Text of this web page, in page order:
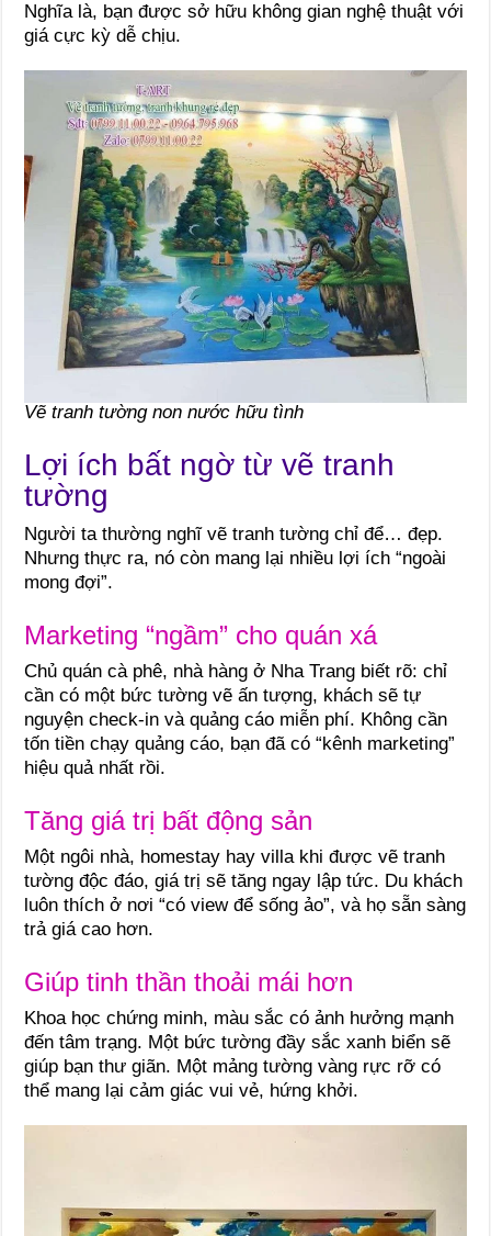
Nghĩa là, bạn được sở hữu không gian nghệ thuật với
giá cực kỳ dễ chịu.
Vẽ tranh tường non nước hữu tình
Lợi ích bất ngờ từ vẽ tranh
tường
Người ta thường nghĩ vẽ tranh tường chỉ để… đẹp.
Nhưng thực ra, nó còn mang lại nhiều lợi ích “ngoài
mong đợi”.
Marketing “ngầm” cho quán xá
Chủ quán cà phê, nhà hàng ở Nha Trang biết rõ: chỉ
cần có một bức tường vẽ ấn tượng, khách sẽ tự
nguyện check-in và quảng cáo miễn phí. Không cần
tốn tiền chạy quảng cáo, bạn đã có “kênh marketing”
hiệu quả nhất rồi.
Tăng giá trị bất động sản
Một ngôi nhà, homestay hay villa khi được vẽ tranh
tường độc đáo, giá trị sẽ tăng ngay lập tức. Du khách
luôn thích ở nơi “có view để sống ảo”, và họ sẵn sàng
trả giá cao hơn.
Giúp tinh thần thoải mái hơn
Khoa học chứng minh, màu sắc có ảnh hưởng mạnh
đến tâm trạng. Một bức tường đầy sắc xanh biển sẽ
giúp bạn thư giãn. Một mảng tường vàng rực rỡ có
thể mang lại cảm giác vui vẻ, hứng khởi.